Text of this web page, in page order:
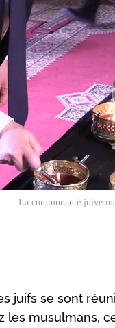
La communauté juive
juifs se sont
les